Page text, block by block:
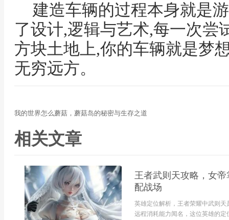
建造车辆的过程本身就是
了设计,逻辑与艺术,每一次尝
方块土地上,你的车辆就是梦
无穷远方。
我的世界怎么蘑菇，蘑菇岛的秘密与生存之道
相关文章
王者武则天攻略，女
配战场
英雄定位解析，王者荣耀中武则
远程消耗能力闻名，这位英雄的